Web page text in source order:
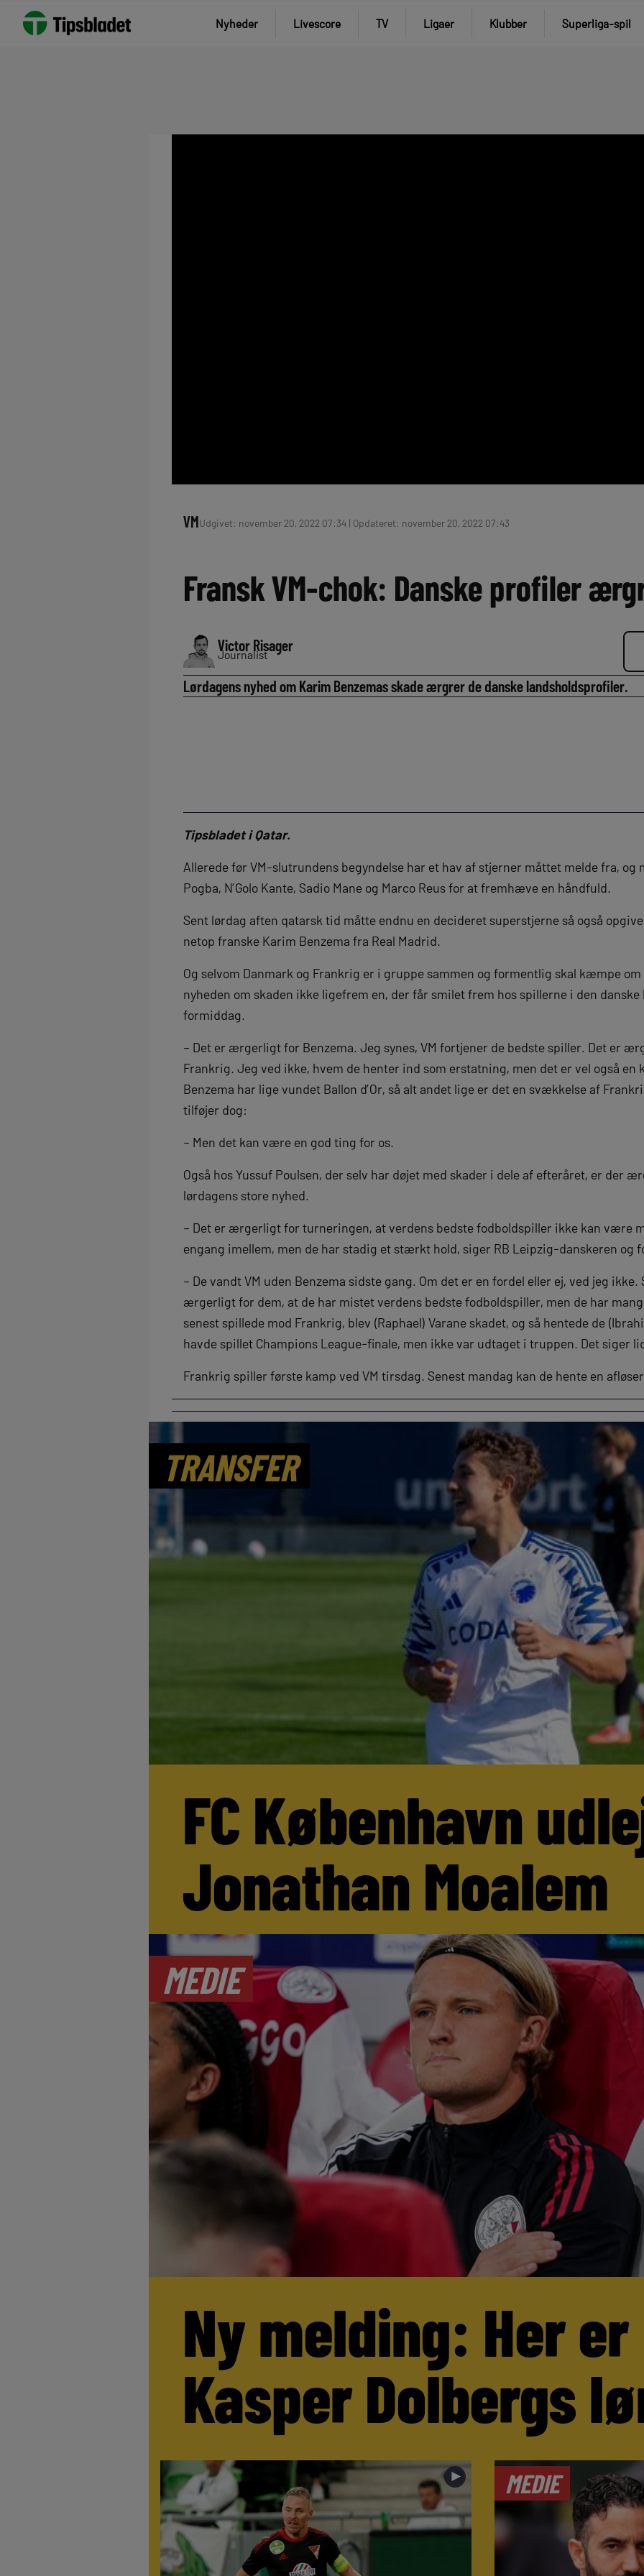
Nyheder Livescore TV Ligaer Klubber Superliga-spil
VMUdgivet: november 20, 2022 07:34 | Opdateret: november 20, 2022 07:43
Fransk VM-chok: Danske profiler
Victor Risager
Journalist
Lørdagens nyhed om Karim Benzemas skade ærgrer de danske landsholdsprofiler.
Tipsbladet i Qatar.
Allerede før VM-slutrundens begyndelse har et hav af stjerner måttet melde fra, og
Pogba, N’Golo Kante, Sadio Mane og Marco Reus for at fremhæve en håndfuld.
Sent lørdag aften qatarsk tid måtte endnu en decideret superstjerne så også
netop franske Karim Benzema fra Real Madrid.
Og selvom Danmark og Frankrig er i gruppe sammen og formentlig skal kæmpe
nyheden om skaden ikke ligefrem en, der får smilet frem hos spillerne i den
formiddag.
– Det er ærgerligt for Benzema. Jeg synes, VM fortjener de bedste spiller. Det er
Frankrig. Jeg ved ikke, hvem de henter ind som erstatning, men det er vel også en
Benzema har lige vundet Ballon d’Or, så alt andet lige er det en svækkelse af
tilføjer dog:
– Men det kan være en god ting for os.
Også hos Yussuf Poulsen, der selv har døjet med skader i dele af efteråret, er der
lørdagens store nyhed.
– Det er ærgerligt for turneringen, at verdens bedste fodboldspiller ikke kan være
engang imellem, men de har stadig et stærkt hold, siger RB Leipzig-danskeren
– De vandt VM uden Benzema sidste gang. Om det er en fordel eller ej, ved jeg
ærgerligt for dem, at de har mistet verdens bedste fodboldspiller, men de har
senest spillede mod Frankrig, blev (Raphael) Varane skadet, og så hentede de
havde spillet Champions League-finale, men ikke var udtaget i truppen. Det siger
Frankrig spiller første kamp ved VM tirsdag. Senest mandag kan de hente en
TRANSFER
FC København
Jonathan Moalem
MEDIE
Ny melding: Her er
Kasper Dolbergs
► MEDIE